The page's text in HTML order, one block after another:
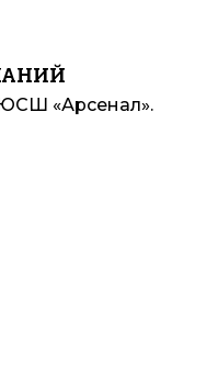
«Арсенал».